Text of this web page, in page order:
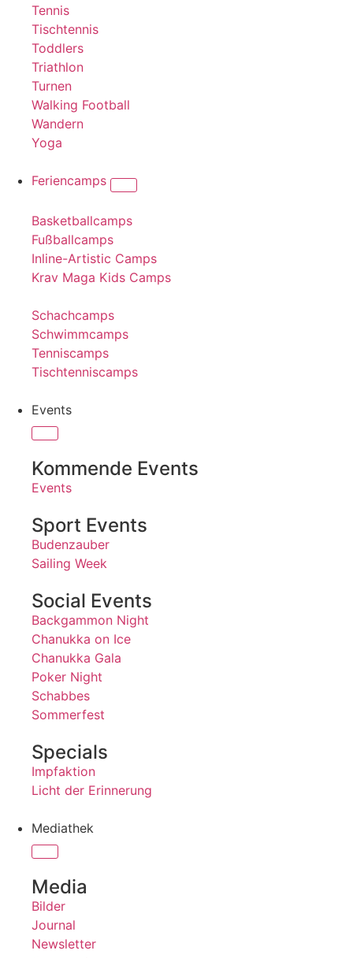
Tennis
Tischtennis
Toddlers
Triathlon
Turnen
Walking Football
Wandern
Yoga
Feriencamps
Basketballcamps
Fußballcamps
Inline-Artistic Camps
Krav Maga Kids Camps
Schachcamps
Schwimmcamps
Tenniscamps
Tischtenniscamps
Events
Kommende Events
Events
Sport Events
Budenzauber
Sailing Week
Social Events
Backgammon Night
Chanukka on Ice
Chanukka Gala
Poker Night
Schabbes
Sommerfest
Specials
Impfaktion
Licht der Erinnerung
Mediathek
Media
Bilder
Journal
Newsletter